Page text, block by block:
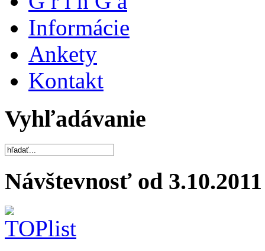
Informácie
Ankety
Kontakt
Vyhľadávanie
Návštevnosť od 3.10.2011